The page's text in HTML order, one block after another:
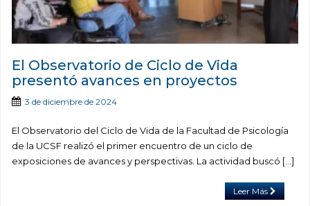
El Observatorio de Ciclo de Vida
presentó avances en proyectos
3 de diciembre de 2024
El Observatorio del Ciclo de Vida de la Facultad de Psicología
de la UCSF realizó el primer encuentro de un ciclo de
exposiciones de avances y perspectivas. La actividad buscó […]
Leer Más